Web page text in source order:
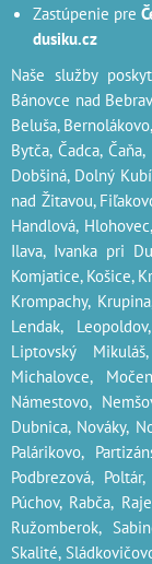
Zastúpenie pre
dusiku.cz
Naše služby
Bánovce nad
Beluša,
Bytča, Čadca,
Dobšiná, Dolný
nad Žitavou,
Handlová,
Ilava, Ivanka pri
Komjatice, Košice,
Krompachy,
Lendak,
Liptovský
Michalovce,
Námestovo,
Dubnica, Nováky,
Palárikovo,
Podbrezová,
Púchov, Rabča,
Ružomberok,
Skalité,